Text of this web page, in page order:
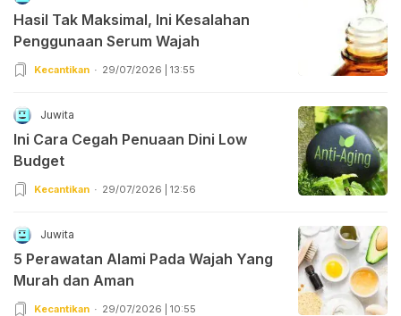
Hasil Tak Maksimal, Ini Kesalahan
Penggunaan Serum Wajah
Kecantikan 29/07/2026 | 13:55
Juwita
Ini Cara Cegah Penuaan Dini Low
Budget
Kecantikan 29/07/2026 | 12:56
Juwita
5 Perawatan Alami Pada Wajah Yang
Murah dan Aman
Kecantikan 29/07/2026 | 10:55